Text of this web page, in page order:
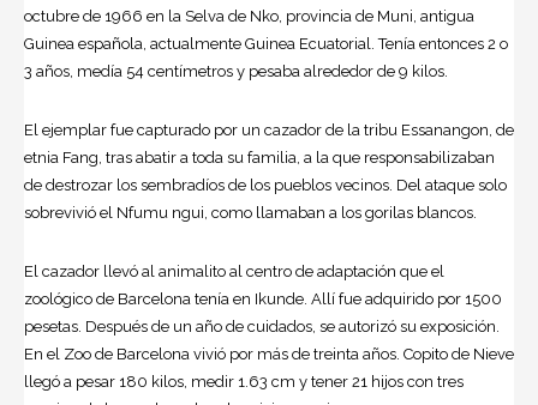
octubre de 1966 en la Selva de Nko, provincia de Muni, antigua
Guinea española, actualmente Guinea Ecuatorial. Tenía entonces 2 o
3 años, medía 54 centímetros y pesaba alrededor de 9 kilos.
El ejemplar fue capturado por un cazador de la tribu Essanangon, de
etnia Fang, tras abatir a toda su familia, a la que responsabilizaban
de destrozar los sembradíos de los pueblos vecinos. Del ataque solo
sobrevivió el Nfumu ngui, como llamaban a los gorilas blancos.
El cazador llevó al animalito al centro de adaptación que el
zoológico de Barcelona tenía en Ikunde. Allí fue adquirido por 1500
pesetas. Después de un año de cuidados, se autorizó su exposición.
En el Zoo de Barcelona vivió por más de treinta años. Copito de Nieve
llegó a pesar 180 kilos, medir 1.63 cm y tener 21 hijos con tres